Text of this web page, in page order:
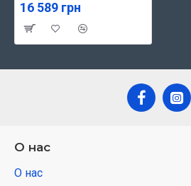
16 589 грн
О нас
О нас